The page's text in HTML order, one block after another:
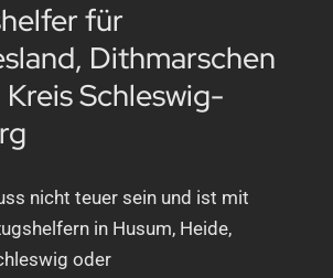
für
Dithmarschen
Schleswig-
nicht teuer sein und ist mit
in Husum, Heide,
oder